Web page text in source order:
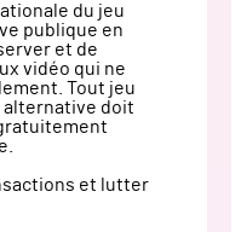
du jeu
publique en
et de
vidéo qui ne
Tout jeu
alternative doit
et lutter